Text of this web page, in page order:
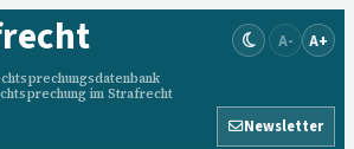
im Strafrecht
A- A+
Newsletter